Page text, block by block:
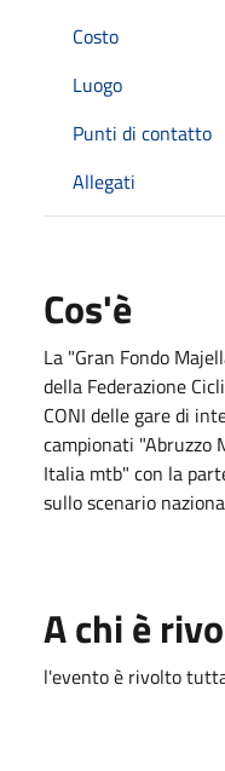
Costo
Luogo
Punti di contatto
Allegati
Cos'è
La "Gran Fondo
della Federazione
CONI delle gare di
campionati "Abruzzo
Italia mtb" con la
sullo scenario
A chi è
l'evento è rivolto